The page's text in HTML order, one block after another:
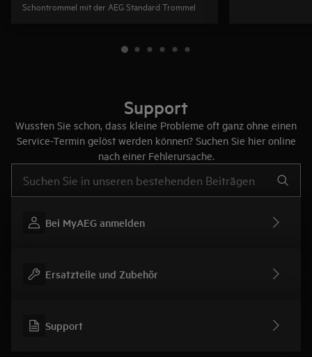
Schontrommel mit der AEG Standard Trommel
Support
Wussten Sie schon, dass kleine Probleme oft ganz ohne einen
Service-Termin gelöst werden können? Suchen Sie hier online
nach einer Fehlerursache.
Bei MyAEG anmelden
Ersatzteile und Zubehör
Support